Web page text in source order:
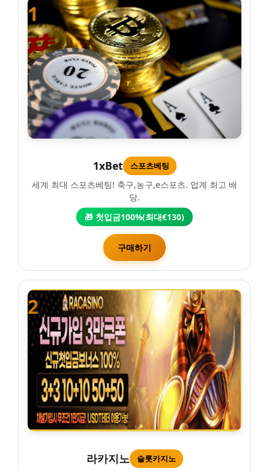
1
1xBet 스포츠베팅
세계 최대 스포츠베팅! 축구,농구,e스포츠. 업계 최고 배
당.
🎁 첫입금100%(최대€130)
구매하기
2
라카지노 슬롯카지노